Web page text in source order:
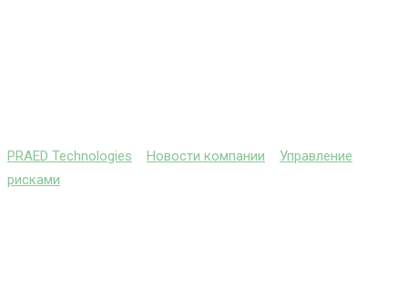
PRAED Technologies Новости компании
Управление
рисками